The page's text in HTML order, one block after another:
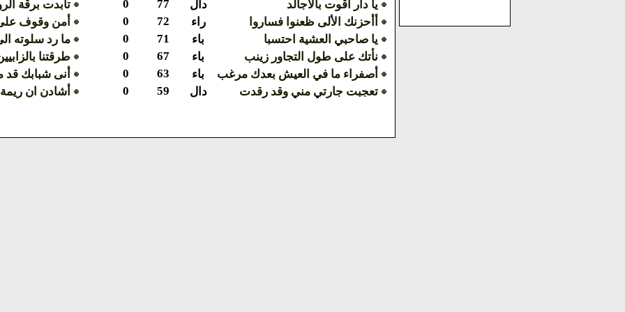
يا دار اقوت بالأجالد دال 77
0
تأبدت برقة
أأحزنك الألى ظعنوا فساروا
راء 72
0
أمن وقوف
يا صاحبي العشية احتسبا
باء 71
0
ما رد سلوته
نأتك على طول التجاور زينب
باء 67
0
طرقتنا
أصفراء ما في العيش بعدك مرغب
باء 63
0
أنى شبابك
تعجبت جارتي مني وقد رقدت
دال 59
0 أشادن ان